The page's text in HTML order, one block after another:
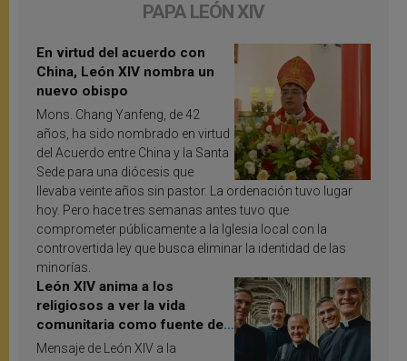
PAPA LEÓN XIV
En virtud del acuerdo con
China, León XIV nombra un
nuevo obispo
Mons. Chang Yanfeng, de 42
años, ha sido nombrado en virtud
del Acuerdo entre China y la Santa
Sede para una diócesis que
llevaba veinte años sin pastor. La ordenación tuvo lugar
hoy. Pero hace tres semanas antes tuvo que
comprometer públicamente a la Iglesia local con la
controvertida ley que busca eliminar la identidad de las
minorías.
León XIV anima a los
religiosos a ver la vida
comunitaria como fuente de
inspiración y santificación
Mensaje de León XIV a la